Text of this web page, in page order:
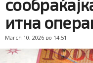
итна
March 10, 2026 во 14:51